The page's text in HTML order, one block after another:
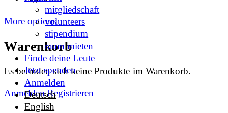
More options
Warenkorb
Es befinden sich keine Produkte im Warenkorb.
Anmelden Registrieren
mitgliedschaft
volunteers
stipendium
raum mieten
Finde deine Leute
Jetzt spenden
Anmelden
Deutsch
English